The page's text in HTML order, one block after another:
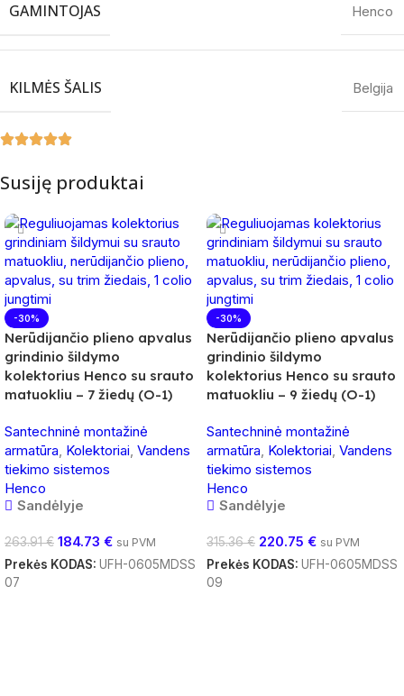
GAMINTOJAS Henco
KILMĖS ŠALIS Belgija
Susiję produktai
-30%
Nerūdijančio plieno apvalus
grindinio šildymo
kolektorius Henco su srauto
matuokliu – 7 žiedų (O-1)
Santechninė montažinė
armatūra, Kolektoriai, Vandens
tiekimo sistemos
Henco
Sandėlyje
263.91€ 184.73 € su PVM
Prekės KODAS: UFH-0605MDSS
07
-30%
Nerūdijančio plieno apvalus
grindinio šildymo
kolektorius Henco su srauto
matuokliu – 9 žiedų (O-1)
Santechninė montažinė
armatūra, Kolektoriai, Vandens
tiekimo sistemos
Henco
Sandėlyje
315.36€ 220.75 € su PVM
Prekės KODAS: UFH-0605MDSS
09